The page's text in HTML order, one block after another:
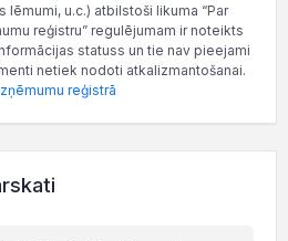
lēmumi, u.c.) atbilstoši likuma “Par
reģistru” regulējumam ir noteikts
statuss un tie nav pieejami
netiek nodoti atkalizmantošanai.
reģistrā